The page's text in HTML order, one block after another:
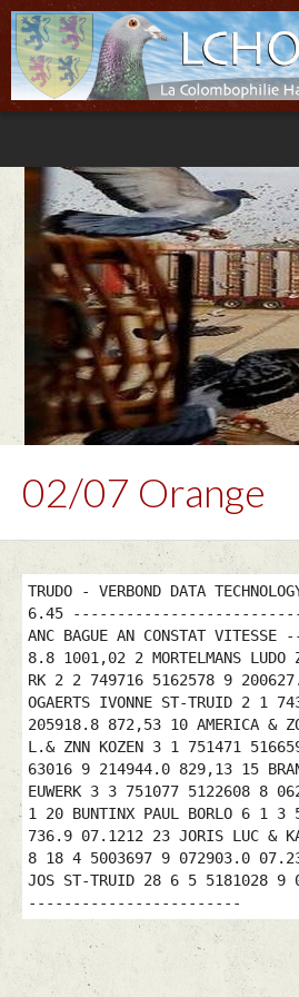
02/07 Orange
TRUDO - VERBOND DATA
6.45
ANC BAGUE AN CONSTAT
8.8 1001,02 2 MORTELMANS
RK 2 2 749716 5162578 9
OGAERTS IVONNE ST-TRUID 2
205918.8 872,53 10 AMERICA &
L.& ZNN KOZEN 3 1 751471
63016 9 214944.0 829,13 15
EUWERK 3 3 751077 5122608 8
1 20 BUNTINX PAUL BORLO 6 1
736.9 07.1212 23 JORIS LUC &
8 18 4 5003697 9 072903.0
JOS ST-TRUID 28 6 5
------------------------